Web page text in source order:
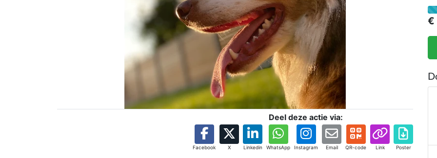
Deel deze actie via:
Facebook X Linkedin WhatsApp Instagram Email QR-code Link Poster
€